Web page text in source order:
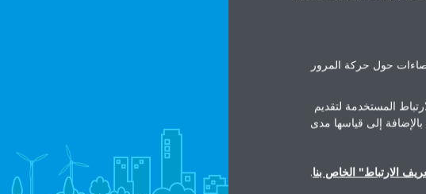
حول حركة المرور
المستخدمة لتقديم
إلى قياسها مدى
الارتباط" الخاص بنا.